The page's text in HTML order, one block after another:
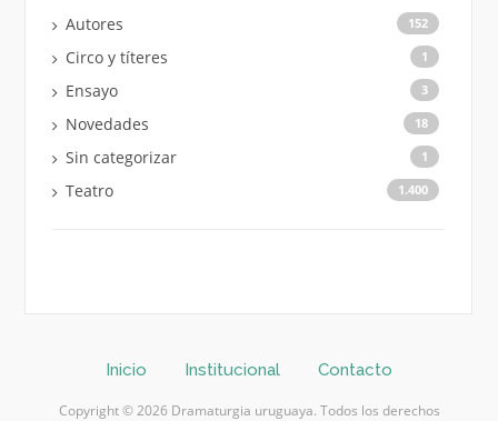
Autores 152
Circo y títeres 1
Ensayo 3
Novedades 18
Sin categorizar 1
Teatro 1.400
Inicio Institucional Contacto
Copyright © 2026 Dramaturgia uruguaya. Todos los derechos